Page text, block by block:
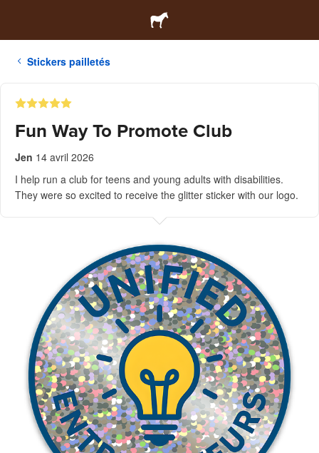
Stickers pailletés
Fun Way To Promote Club
Jen 14 avril 2026
I help run a club for teens and young adults with disabilities.
They were so excited to receive the glitter sticker with our logo.